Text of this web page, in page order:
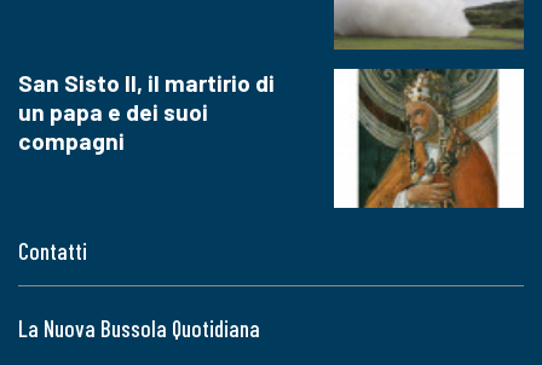
Contatti
La Nuova Bussola Quotidiana
San Sisto II, il martirio di
un papa e dei suoi
compagni